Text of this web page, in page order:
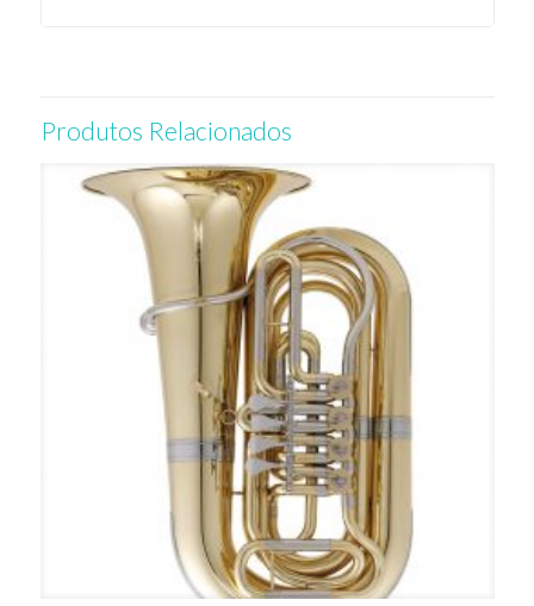
Produtos Relacionados